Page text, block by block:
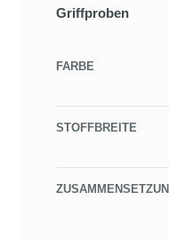
Griffproben
FARBE
STOFFBREITE